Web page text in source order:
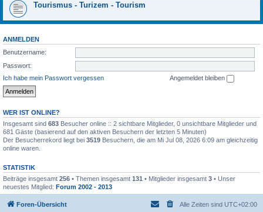
Tourismus - Turizem - Tourism
ANMELDEN
Benutzername:
Passwort:
Ich habe mein Passwort vergessen
Angemeldet bleiben
WER IST ONLINE?
Insgesamt sind 683 Besucher online :: 2 sichtbare Mitglieder, 0 unsichtbare Mitglieder und
681 Gäste (basierend auf den aktiven Besuchern der letzten 5 Minuten)
Der Besucherrekord liegt bei 3519 Besuchern, die am Mi Jul 08, 2026 6:09 am gleichzeitig
online waren.
STATISTIK
Beiträge insgesamt 256 • Themen insgesamt 131 • Mitglieder insgesamt 3 • Unser
neuestes Mitglied: Forum 2002 - 2013
Foren-Übersicht Alle Zeiten sind UTC+02:00